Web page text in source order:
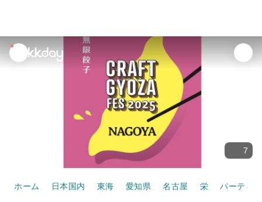
unread
notifications
7
ホーム 日本国内 東海 愛知県 名古屋 栄 パーティ